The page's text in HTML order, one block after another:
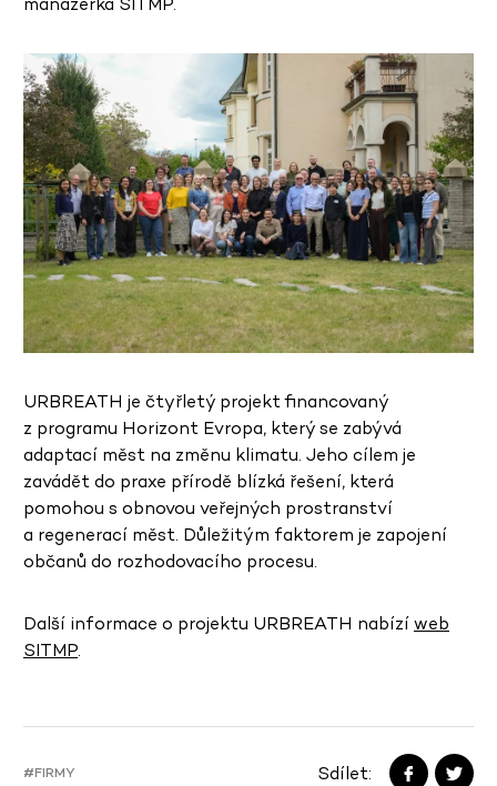
URBREATH je čtyřletý projekt financovaný
z programu Horizont Evropa, který se zabývá
adaptací měst na změnu klimatu. Jeho cílem je
zavádět do praxe přírodě blízká řešení, která
pomohou s obnovou veřejných prostranství
a regenerací měst. Důležitým faktorem je zapojení
občanů do rozhodovacího procesu.
Další informace o projektu URBREATH nabízíweb
SITMP.
#FIRMY Sdílet: